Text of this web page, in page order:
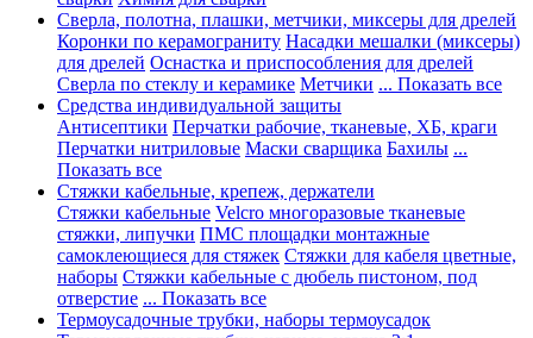
Сверла, полотна, плашки, метчики, миксеры для дрелей
Коронки по керамограниту Насадки мешалки (миксеры)
для дрелей Оснастка и приспособления для дрелей
Сверла по стеклу и керамике Метчики ... Показать все
Средства индивидуальной защиты
Антисептики Перчатки рабочие, тканевые, ХБ, краги
Перчатки нитриловые Маски сварщика Бахилы ...
Показать все
Стяжки кабельные, крепеж, держатели
Стяжки кабельные Velcro многоразовые тканевые
стяжки, липучки ПМС площадки монтажные
самоклеющиеся для стяжек Стяжки для кабеля цветные,
наборы Стяжки кабельные с дюбель пистоном, под
отверстие ... Показать все
Термоусадочные трубки, наборы термоусадок